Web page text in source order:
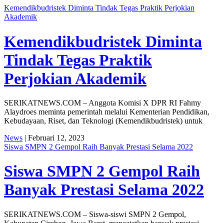
Kemendikbudristek Diminta Tindak Tegas Praktik Perjokian
Akademik
Kemendikbudristek Diminta
Tindak Tegas Praktik
Perjokian Akademik
SERIKATNEWS.COM – Anggota Komisi X DPR RI Fahmy
Alaydroes meminta pemerintah melalui Kementerian Pendidikan,
Kebudayaan, Riset, dan Teknologi (Kemendikbudristek) untuk
News | Februari 12, 2023
Siswa SMPN 2 Gempol Raih Banyak Prestasi Selama 2022
Siswa SMPN 2 Gempol Raih
Banyak Prestasi Selama 2022
SERIKATNEWS.COM – Siswa-siswi SMPN 2 Gempol,